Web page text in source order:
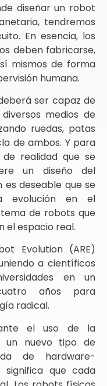
diseñar un robot
tendremos
En esencia, los
deben fabricarse,
mismos de forma
humana.
ser capaz de
medios de
ruedas, patas
de ambos. Y para
realidad que se
un diseño del
deseable que se
evolución en el
de robots que
el espacio real.
Evolution (ARE)
a científicos
en un
años para
radical.
el uso de la
un nuevo tipo de
de hardware-
significa que cada